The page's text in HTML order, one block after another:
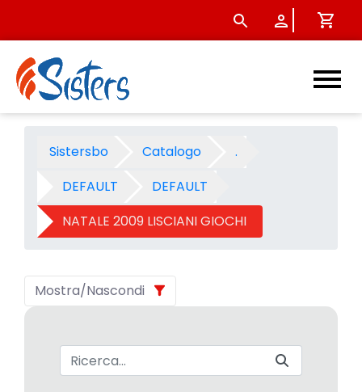
NATALE 2009 LISCIANI
Sistersbo Catalogo
.
DEFAULT
DEFAULT
NATALE 2009 LISCIANI GIOCHI
Mostra/Nascondi
Barra di ricerca